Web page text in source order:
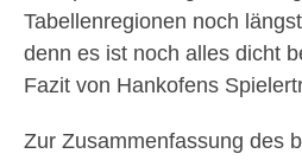
Tabellenregionen noch
denn es ist noch alles dicht
Fazit von Hankofens
Zur Zusammenfassung des